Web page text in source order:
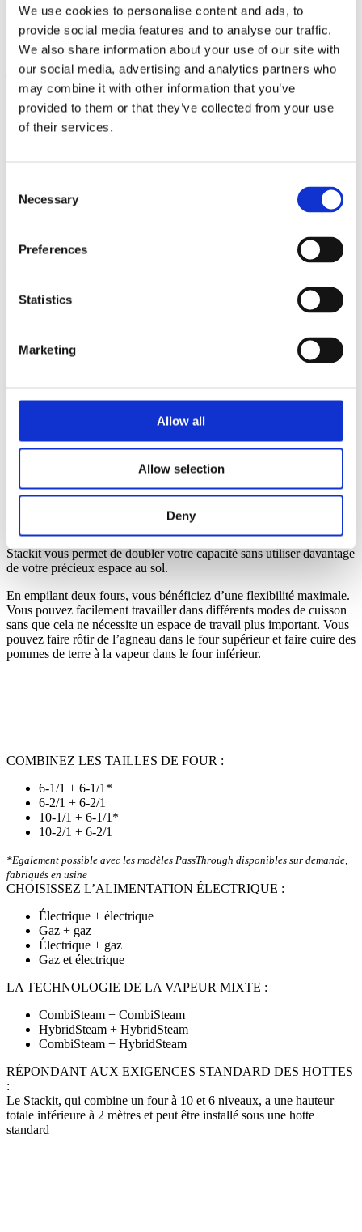
We use cookies to personalise content and ads, to
provide social media features and to analyse our traffic.
We also share information about your use of our site with
our social media, advertising and analytics partners who
may combine it with other information that you’ve
provided to them or that they’ve collected from your use
of their services.
Selection
Necessary
Preferences
Statistics
Marketing
Allow all
Allow selection
Deny
– Invoq Hybrid 10-1/1 GN gives you 10 racks powered by 18 kW.
VERSUS
– Invoq Hybrid 6-1/1 GN + Invoq Combi 6-1/1 GN give you 14
racks powered by 18 kW.
Adaptez vos besoins par
rapport aux heures creuses et
Combinez les technologies de
vapeur.
Invoq Stackit Combi fours: Flexibilité
maximale et double capacité
Stackit vous permet de doubler votre capacité sans utiliser davantage
de votre précieux espace au sol.
En empilant deux fours, vous bénéficiez d’une flexibilité maximale.
Vous pouvez facilement travailler dans différents modes de cuisson
sans que cela ne nécessite un espace de travail plus important. Vous
pouvez faire rôtir de l’agneau dans le four supérieur et faire cuire des
pommes de terre à la vapeur dans le four inférieur.
COMBINEZ LES TAILLES DE FOUR :
6-1/1 + 6-1/1*
6-2/1 + 6-2/1
10-1/1 + 6-1/1*
10-2/1 + 6-2/1
*Egalement possible avec les modèles PassThrough disponibles sur demande,
fabriqués en usine
CHOISISSEZ L’ALIMENTATION ÉLECTRIQUE :
Électrique + électrique
Gaz + gaz
Électrique + gaz
Gaz et électrique
LA TECHNOLOGIE DE LA VAPEUR MIXTE :
CombiSteam + CombiSteam
HybridSteam + HybridSteam
CombiSteam + HybridSteam
RÉPONDANT AUX EXIGENCES STANDARD DES HOTTES
:
Le Stackit, qui combine un four à 10 et 6 niveaux, a une hauteur
totale inférieure à 2 mètres et peut être installé sous une hotte
standard